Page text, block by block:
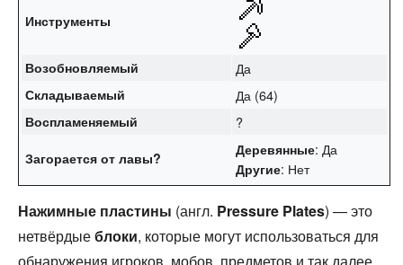
Инструменты
Возобновляемый Да
Складываемый Да (64)
Воспламеняемый ?
Загорается от лавы? Деревянные: Да
Другие: Нет
Нажимные пластины (англ. Pressure Plates) — это
нетвёрдыеблоки, которые могут использоваться для